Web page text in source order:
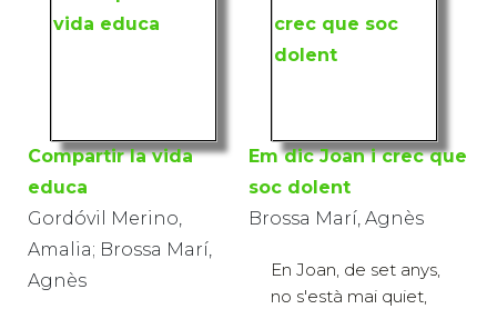
Compartir la vida
educa
Gordóvil Merino,
Amalia; Brossa Marí,
Agnès
Em dic Joan i crec que
soc dolent
Brossa Marí, Agnès
En Joan, de set anys,
no s'està mai quiet,